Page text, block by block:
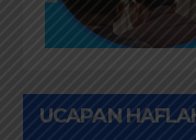
UCAPAN